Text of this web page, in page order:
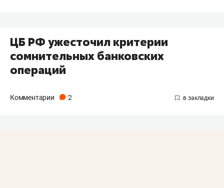
ЦБ РФ ужесточил критерии
сомнительных банковских
операций
Комментарии 2